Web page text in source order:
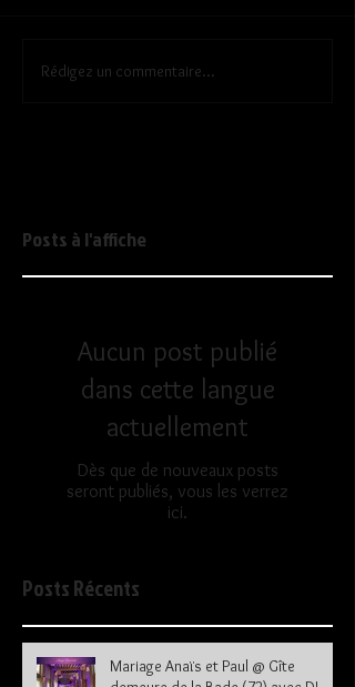
Rédigez un commentaire...
Posts à l'affiche
Aucun post publié
dans cette langue
actuellement
Dès que de nouveaux posts
seront publiés, vous les verrez
ici.
Posts Récents
Mariage Anaïs et Paul @ Gîte